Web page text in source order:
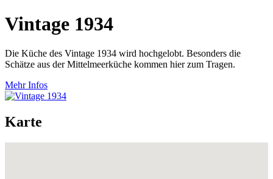
Vintage 1934
Die Küche des Vintage 1934 wird hochgelobt. Besonders die
Schätze aus der Mittelmeerküche kommen hier zum Tragen.
Mehr Infos
Karte